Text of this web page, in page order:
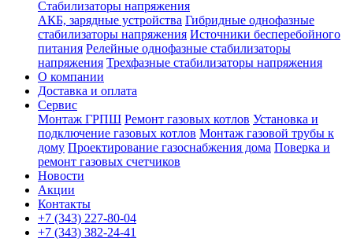
Стабилизаторы напряжения
АКБ, зарядные устройства Гибридные однофазные
стабилизаторы напряжения Источники бесперебойного
питания Релейные однофазные стабилизаторы
напряжения Трехфазные стабилизаторы напряжения
О компании
Доставка и оплата
Сервис
Монтаж ГРПШ Ремонт газовых котлов Установка и
подключение газовых котлов Монтаж газовой трубы к
дому Проектирование газоснабжения дома Поверка и
ремонт газовых счетчиков
Новости
Акции
Контакты
+7 (343) 227-80-04
+7 (343) 382-24-41